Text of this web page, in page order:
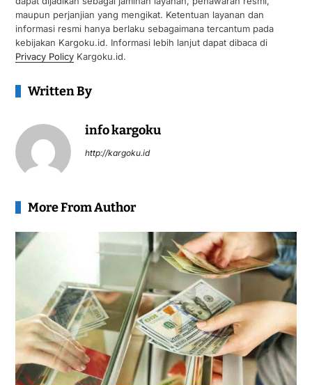
maupun perjanjian yang mengikat. Ketentuan layanan dan
informasi resmi hanya berlaku sebagaimana tercantum pada
kebijakan Kargoku.id. Informasi lebih lanjut dapat dibaca di
Privacy PolicyKargoku.id.
Written By
info kargoku
http://kargoku.id
More From Author